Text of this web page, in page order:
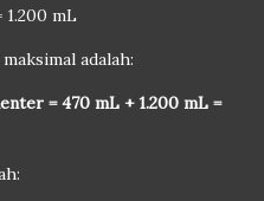
1.200 mL
adalah:
= 470 mL + 1.200 mL =